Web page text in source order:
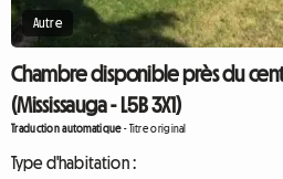
Autre
Chambre disponible près du
(Mississauga - L5B 3X1)
Traduction automatique-Titre original
Type d'habitation :